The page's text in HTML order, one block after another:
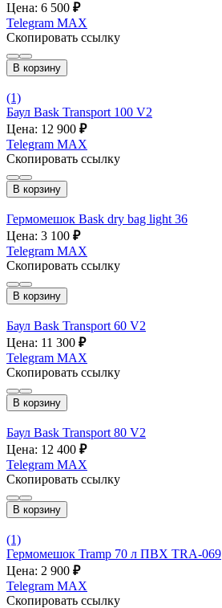
Цена: 6 500 ₽
Telegram MAX
Скопировать ссылку
В корзину
(1)
Баул Bask Transport 100 V2
Цена: 12 900 ₽
Telegram MAX
Скопировать ссылку
В корзину
Гермомешок Bask dry bag light 36
Цена: 3 100 ₽
Telegram MAX
Скопировать ссылку
В корзину
Баул Bask Transport 60 V2
Цена: 11 300 ₽
Telegram MAX
Скопировать ссылку
В корзину
Баул Bask Transport 80 V2
Цена: 12 400 ₽
Telegram MAX
Скопировать ссылку
В корзину
(1)
Гермомешок Tramp 70 л ПВХ TRA-069
Цена: 2 900 ₽
Telegram MAX
Скопировать ссылку